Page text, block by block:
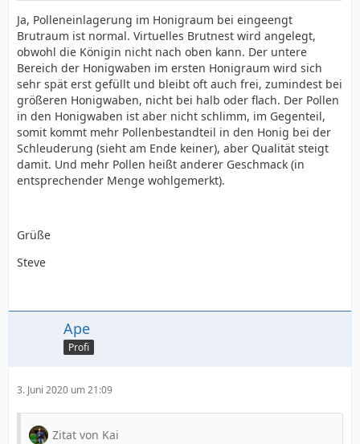
Ja, Polleneinlagerung im Honigraum bei eingeengt
Brutraum ist normal. Virtuelles Brutnest wird angelegt,
obwohl die Königin nicht nach oben kann. Der untere
Bereich der Honigwaben im ersten Honigraum wird sich
sehr spät erst gefüllt und bleibt oft auch frei, zumindest bei
größeren Honigwaben, nicht bei halb oder flach. Der Pollen
in den Honigwaben ist aber nicht schlimm, im Gegenteil,
somit kommt mehr Pollenbestandteil in den Honig bei der
Schleuderung (sieht am Ende keiner), aber Qualität steigt
damit. Und mehr Pollen heißt anderer Geschmack (in
entsprechender Menge wohlgemerkt).
Grüße
Steve
Ape
Profi
3. Juni 2020 um 21:09
Zitat von Kai